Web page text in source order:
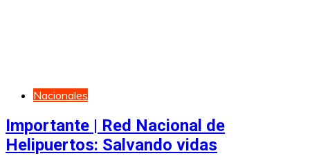
Nacionales
Importante | Red Nacional de
Helipuertos: Salvando vidas